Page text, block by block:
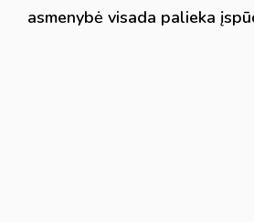
asmenybė visada palieka